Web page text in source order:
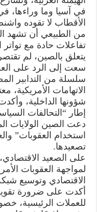
في آسيا وما وراءها،
الأقطاب لا تقوده
من الطبيعي أن تشهد
تفاعلات حادة مع تواتر
يتعلق بالصين، لم
سعت إلى الرد على
سلسلة من التدابير
الاتهامات الأمريكية،
شؤونها الداخلية،
إطار “التحالفات
دعت الصين الولايات
استخدام العقوبات”
تصعيدها.
على الصعيد
لمواجهة العقوبات
الاقتصادي وتوسيع
أكدت على ضرورة
للعملات الرئيسية،